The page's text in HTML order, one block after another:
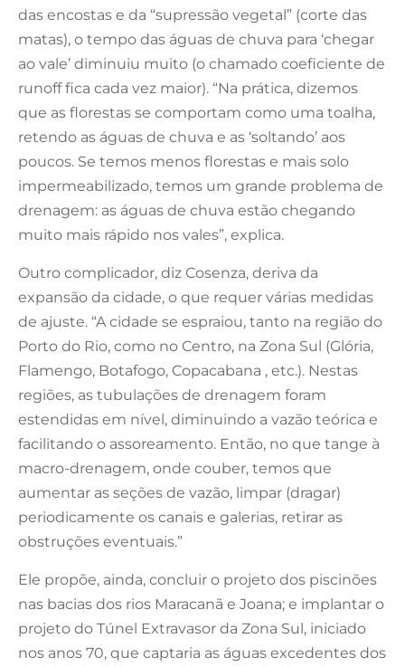
das encostas e da “supressão vegetal” (corte das
matas), o tempo das águas de chuva para ‘chegar
ao vale’ diminuiu muito (o chamado coeficiente de
runoff fica cada vez maior). “Na prática, dizemos
que as florestas se comportam como uma toalha,
retendo as águas de chuva e as ‘soltando’ aos
poucos. Se temos menos florestas e mais solo
impermeabilizado, temos um grande problema de
drenagem: as águas de chuva estão chegando
muito mais rápido nos vales”, explica.
Outro complicador, diz Cosenza, deriva da
expansão da cidade, o que requer várias medidas
de ajuste. “A cidade se espraiou, tanto na região do
Porto do Rio, como no Centro, na Zona Sul (Glória,
Flamengo, Botafogo, Copacabana , etc.). Nestas
regiões, as tubulações de drenagem foram
estendidas em nível, diminuindo a vazão teórica e
facilitando o assoreamento. Então, no que tange à
macro-drenagem, onde couber, temos que
aumentar as seções de vazão, limpar (dragar)
periodicamente os canais e galerias, retirar as
obstruções eventuais.”
Ele propõe, ainda, concluir o projeto dos piscinões
nas bacias dos rios Maracanã e Joana; e implantar o
projeto do Túnel Extravasor da Zona Sul, iniciado
nos anos 70, que captaria as águas excedentes dos